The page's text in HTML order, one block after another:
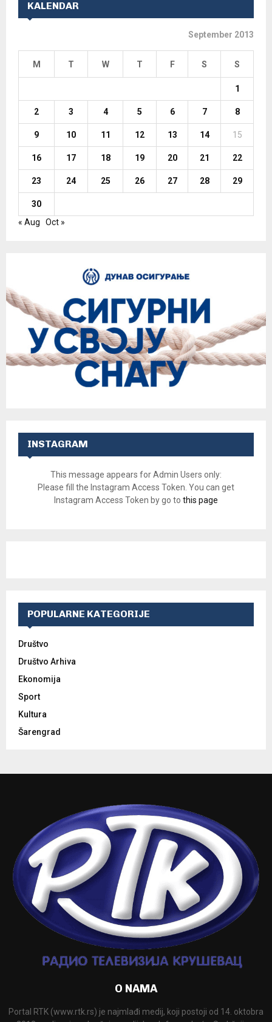
KALENDAR
September 2013
M T W T F S S
1
2 3 4 5 6 7 8
9 10 11 12 13 14 15
16 17 18 19 20 21 22
23 24 25 26 27 28 29
30
« Aug
Oct »
INSTAGRAM
This message appears for Admin Users only:
Please fill the Instagram Access Token. You can get
Instagram Access Token by go to this page
POPULARNE KATEGORIJE
Društvo
Društvo Arhiva
Ekonomija
Sport
Kultura
Šarengrad
O NAMA
Portal RTK (www.rtk.rs) je najmlađi medij, koji postoji od 14. oktobra